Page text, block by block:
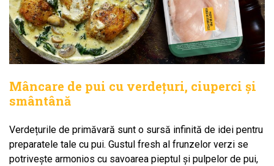
Mâncare de pui cu verdețuri, ciuperci și
smântână
Verdețurile de primăvară sunt o sursă infinită de idei pentru
preparatele tale cu pui. Gustul fresh al frunzelor verzi se
potrivește armonios cu savoarea pieptul și pulpelor de pui,